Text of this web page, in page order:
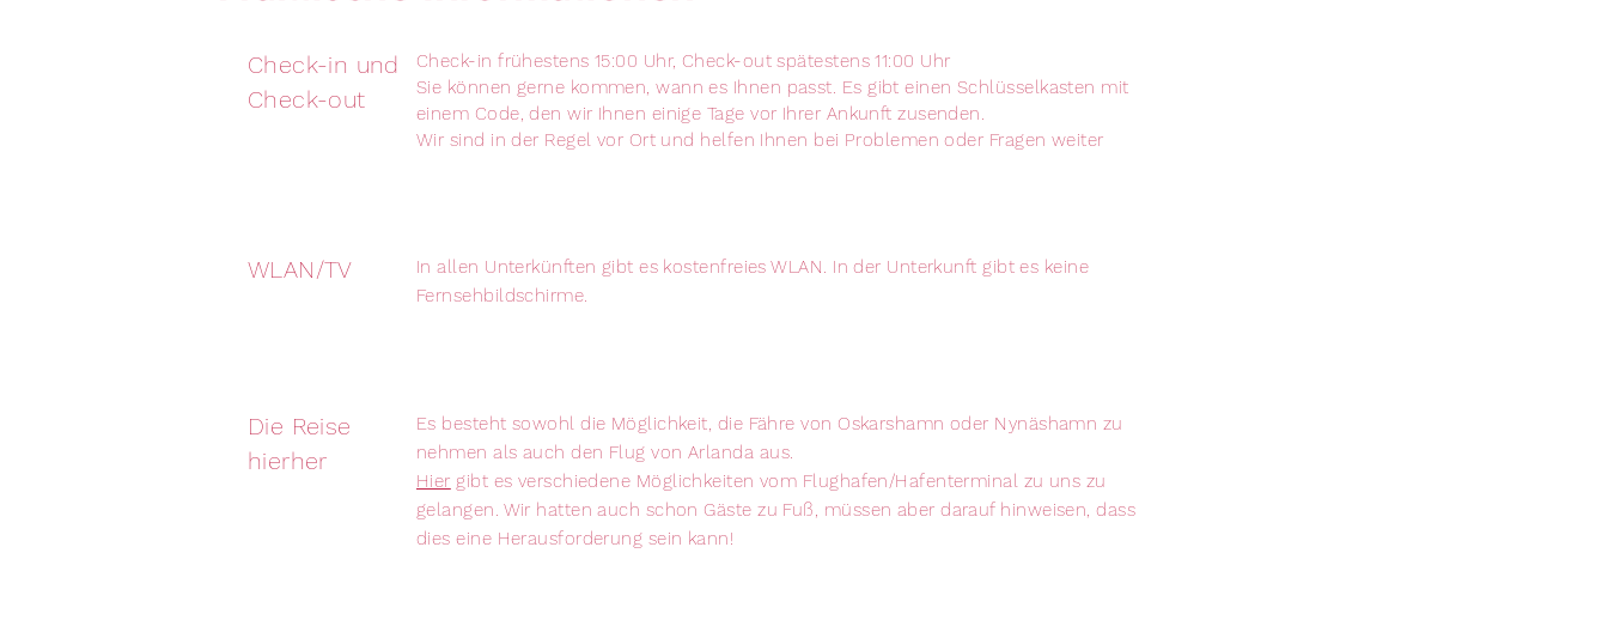
Check-in und
Check-out
Check-in frühestens 15:00 Uhr, Check-out spätestens 11:00 Uhr
Sie können gerne kommen, wann es Ihnen passt. Es gibt einen Schlüsselkasten mit
einem Code, den wir Ihnen einige Tage vor Ihrer Ankunft zusenden.
Wir sind in der Regel vor Ort und helfen Ihnen bei Problemen oder Fragen weiter
WLAN/TV
In allen Unterkünften gibt es kostenfreies WLAN. In der Unterkunft gibt es keine
Fernsehbildschirme.
Die Reise
hierher
Es besteht sowohl die Möglichkeit, die Fähre von Oskarshamn oder Nynäshamn zu
nehmen als auch den Flug von Arlanda aus.
Hier gibt es verschiedene Möglichkeiten vom Flughafen/Hafenterminal zu uns zu
gelangen. Wir hatten auch schon Gäste zu Fuß, müssen aber darauf hinweisen, dass
dies eine Herausforderung sein kann!